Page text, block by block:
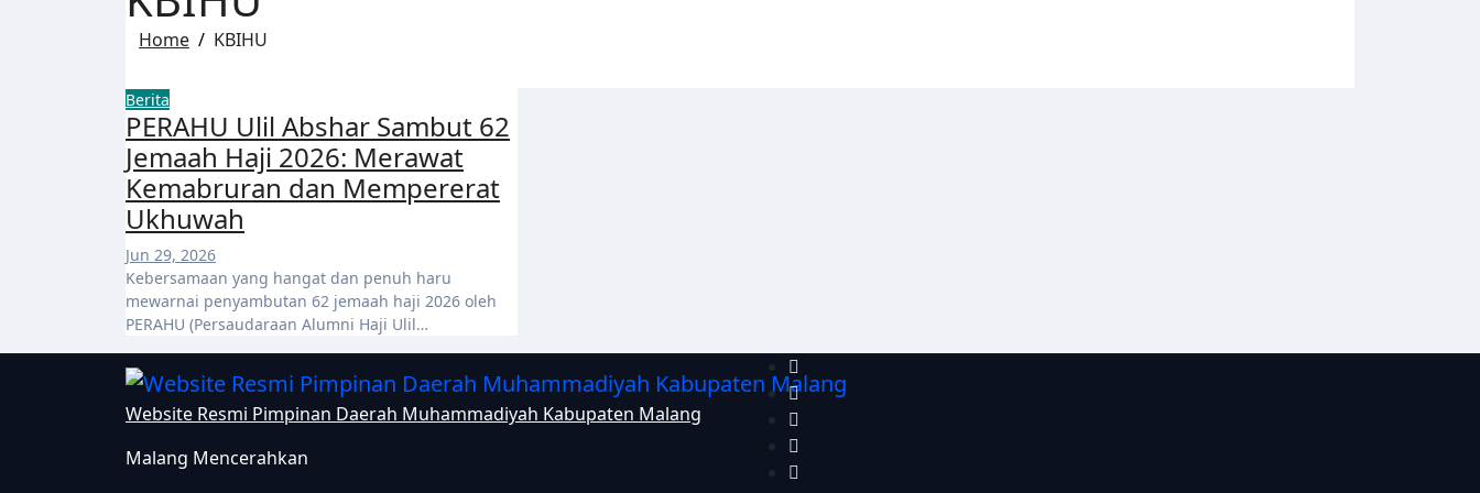
Home KBIHU
Berita
PERAHU Ulil Abshar Sambut 62
Jemaah Haji 2026: Merawat
Kemabruran dan Mempererat
Ukhuwah
Jun 29, 2026
Kebersamaan yang hangat dan penuh haru
mewarnai penyambutan 62 jemaah haji 2026 oleh
PERAHU (Persaudaraan Alumni Haji Ulil…
Website Resmi Pimpinan Daerah Muhammadiyah Kabupaten Malang
Malang Mencerahkan